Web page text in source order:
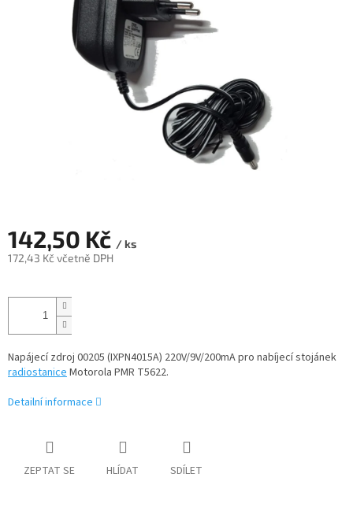
hvězdiček.
142,50 Kč / ks
172,43 Kč včetně DPH
cena:
Napájecí zdroj 00205 (IXPN4015A) 220V/9V/200mA pro nabíjecí stojánek
radiostaniceMotorola PMR T5622.
Detailní informace
ZEPTAT SE HLÍDAT SDÍLET